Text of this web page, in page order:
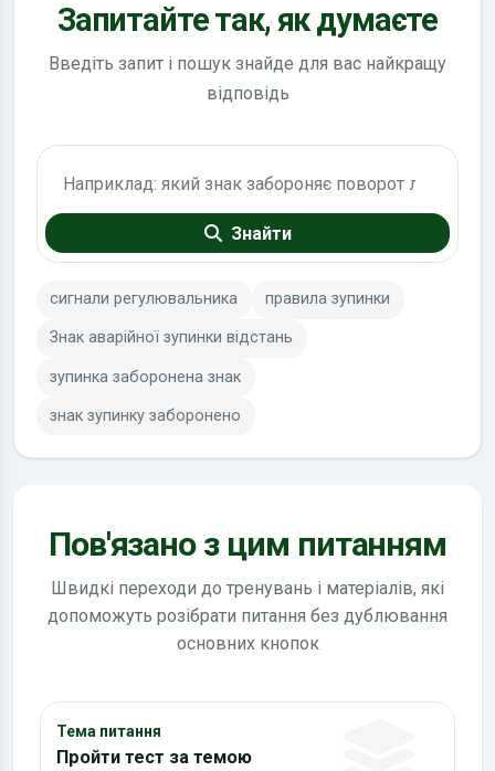
Запитайте так, як думаєте
Введіть запит і пошук знайде для вас найкращу
відповідь
Знайти
сигнали регулювальника правила зупинки
Знак аварійної зупинки відстань
зупинка заборонена знак
знак зупинку заборонено
Пов'язано з цим питанням
Швидкі переходи до тренувань і матеріалів, які
допоможуть розібрати питання без дублювання
основних кнопок
Тема питання
Пройти тест за темою